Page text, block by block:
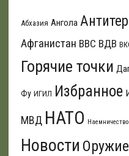
Абхазия Ангола
Афганистан ВВС ВДВ
Горячие точки
Фу ИГИЛ Избранное
МВД НАТО Наемничество
Новости Оружие